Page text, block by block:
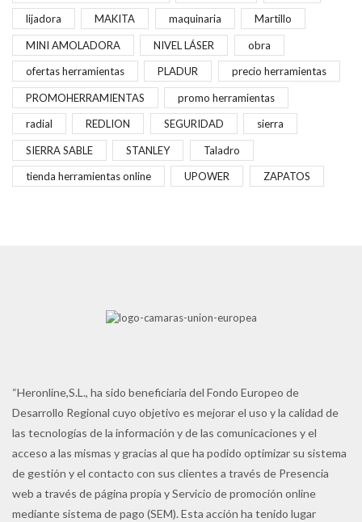
lijadora MAKITA maquinaria Martillo
MINI AMOLADORA NIVEL LÁSER obra
ofertas herramientas PLADUR precio herramientas
PROMOHERRAMIENTAS promo herramientas
radial REDLION SEGURIDAD sierra
SIERRA SABLE STANLEY Taladro
tienda herramientas online UPOWER ZAPATOS
“Heronline,S.L., ha sido beneficiaria del Fondo Europeo de
Desarrollo Regional cuyo objetivo es mejorar el uso y la calidad de
las tecnologías de la información y de las comunicaciones y el
acceso a las mismas y gracias al que ha podido optimizar su sistema
de gestión y el contacto con sus clientes a través de Presencia
web a través de página propia y Servicio de promoción online
mediante sistema de pago (SEM). Esta acción ha tenido lugar